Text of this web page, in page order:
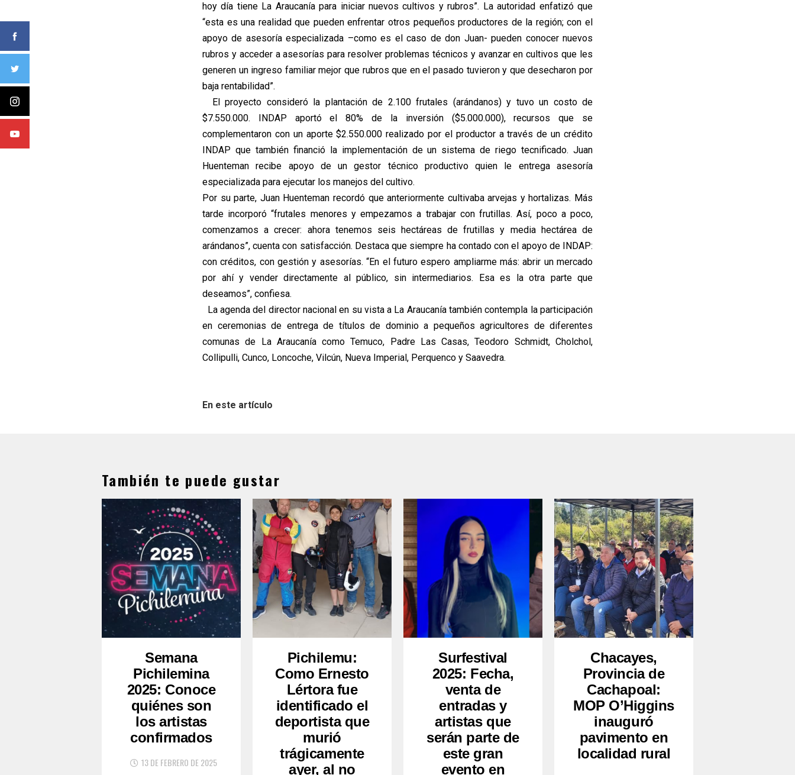
hoy día tiene La Araucanía para iniciar nuevos cultivos y rubros”. La autoridad enfatizó que
“esta es una realidad que pueden enfrentar otros pequeños productores de la región; con el
apoyo de asesoría especializada –como es el caso de don Juan- pueden conocer nuevos
rubros y acceder a asesorías para resolver problemas técnicos y avanzar en cultivos que les
generen un ingreso familiar mejor que rubros que en el pasado tuvieron y que desecharon por
baja rentabilidad”.
El proyecto consideró la plantación de 2.100 frutales (arándanos) y tuvo un costo de
$7.550.000. INDAP aportó el 80% de la inversión ($5.000.000), recursos que se
complementaron con un aporte $2.550.000 realizado por el productor a través de un crédito
INDAP que también financió la implementación de un sistema de riego tecnificado. Juan
Huenteman recibe apoyo de un gestor técnico productivo quien le entrega asesoría
especializada para ejecutar los manejos del cultivo.
Por su parte, Juan Huenteman recordó que anteriormente cultivaba arvejas y hortalizas. Más
tarde incorporó “frutales menores y empezamos a trabajar con frutillas. Así, poco a poco,
comenzamos a crecer: ahora tenemos seis hectáreas de frutillas y media hectárea de
arándanos”, cuenta con satisfacción. Destaca que siempre ha contado con el apoyo de INDAP:
con créditos, con gestión y asesorías. “En el futuro espero ampliarme más: abrir un mercado
por ahí y vender directamente al público, sin intermediarios. Esa es la otra parte que
deseamos”, confiesa.
La agenda del director nacional en su vista a La Araucanía también contempla la participación
en ceremonias de entrega de títulos de dominio a pequeños agricultores de diferentes
comunas de La Araucanía como Temuco, Padre Las Casas, Teodoro Schmidt, Cholchol,
Collipulli, Cunco, Loncoche, Vilcún, Nueva Imperial, Perquenco y Saavedra.
En este artículo
También te puede gustar
Semana
Pichilemina
2025: Conoce
quiénes son
los artistas
confirmados
13 DE FEBRERO DE 2025
Pichilemu:
Como Ernesto
Lértora fue
identificado el
deportista que
murió
trágicamente
ayer, al no
Surfestival
2025: Fecha,
venta de
entradas y
artistas que
serán parte de
este gran
evento en
Chacayes,
Provincia de
Cachapoal:
MOP O’Higgins
inauguró
pavimento en
localidad rural